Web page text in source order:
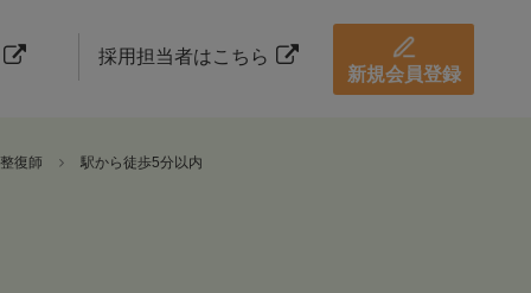
採用担当者はこちら
新規会員登録
復師 駅から徒歩5分以内